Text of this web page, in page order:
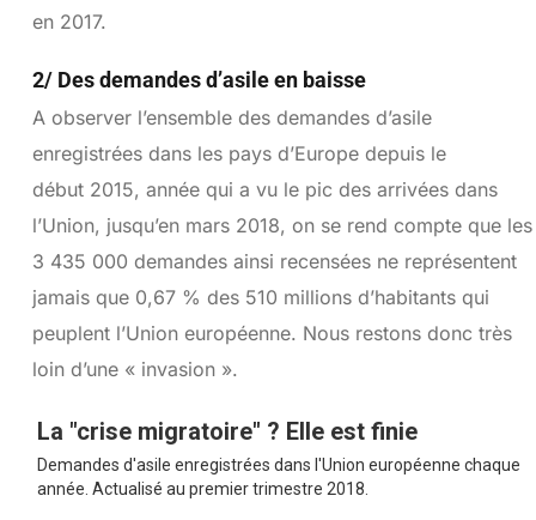
en 2017.
2/ Des demandes d’asile en baisse
A observer l’ensemble des demandes d’asile
enregistrées dans les pays d’Europe depuis le
début 2015, année qui a vu le pic des arrivées dans
l’Union, jusqu’en mars 2018, on se rend compte que les
3 435 000 demandes ainsi recensées ne représentent
jamais que 0,67 % des 510 millions d’habitants qui
peuplent l’Union européenne. Nous restons donc très
loin d’une « invasion ».